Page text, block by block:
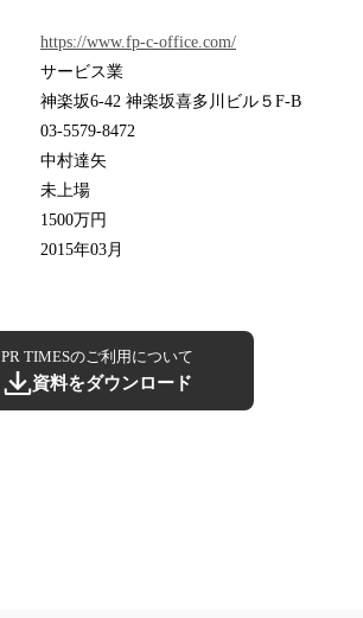
https://www.fp-c-office.com/
サービス業
神楽坂6-42 神楽坂喜多川ビル５F-B
03-5579-8472
中村達矢
未上場
1500万円
2015年03月
PR TIMESのご利用について
資料をダウンロード